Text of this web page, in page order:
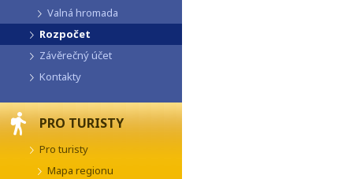
Valná hromada
Rozpočet
Závěrečný účet
Kontakty
PRO TURISTY
Pro turisty
Mapa regionu